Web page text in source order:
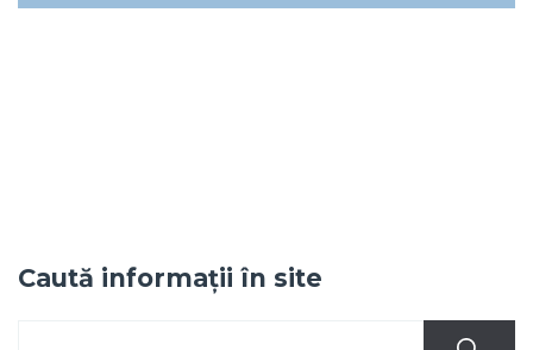
Caută informații în site